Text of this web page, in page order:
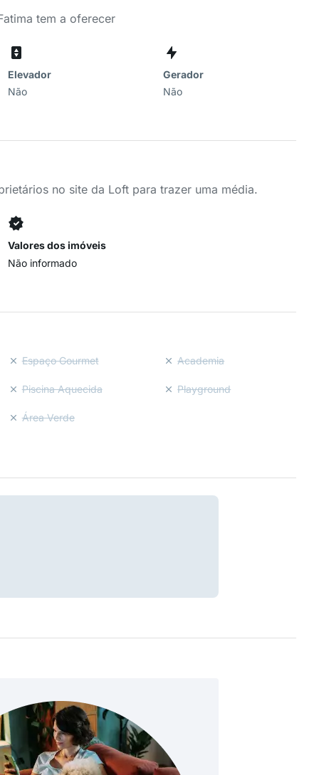
tem a oferecer
Elevador
Não
Gerador
Não
no site da Loft para trazer uma média.
Valores dos imóveis
Não informado
Espaço Gourmet Academia
Piscina Aquecida Playground
Área Verde